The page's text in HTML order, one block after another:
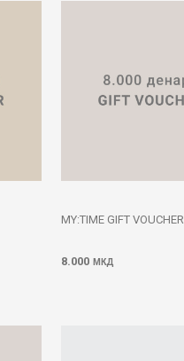
MY:TIME GIFT VOUCHER
8.000 МКД